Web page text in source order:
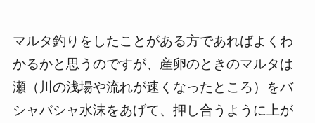
マルタ釣りをしたことがある方であればよくわ
かるかと思うのですが、産卵のときのマルタは
瀬（川の浅場や流れが速くなったところ）をバ
シャバシャ水沫をあげて、押し合うように上が